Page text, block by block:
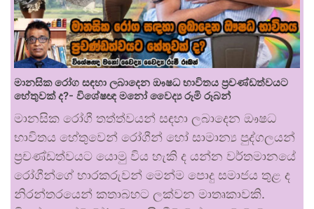
මානසික රෝග සඳහා ලබාදෙන ඖෂධ භාවිතය ප්‍රචණ්ඩත්වයට
හේතුවක් ද?- විශේෂඥ මනෝ වෛද්‍ය රූමි රූබන්
මානසික රෝගී තත්ත්වයන් සඳහා ලබාදෙන ඖෂධ
භාවිතය හේතුවෙන් රෝගීන් හෝ සාමාන්‍ය පුද්ගලයන්
ප්‍රචණ්ඩත්වයට යොමු විය හැකි ද යන්න වර්තමානයේ
රෝගීන්ගේ භාරකරුවන් මෙන්ම පොදු සමාජය තුළ ද
නිරන්තරයෙන් කතාබහට ලක්වන මාතෘකාවකි.